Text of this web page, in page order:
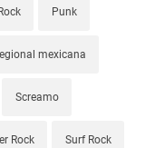
Punk
mexicana
Screamo
Rock Surf Rock